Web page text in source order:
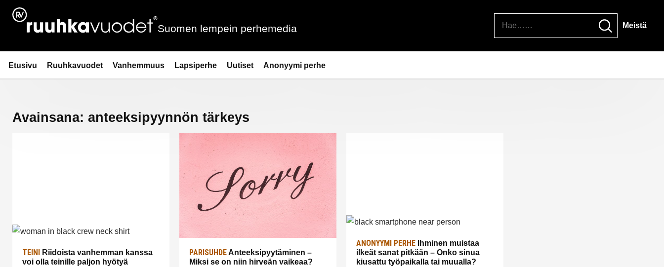
Siirry
sisältöön
Ruuhkavuodet.fi
Suomen lempein perhemedia Meistä
Etusivu Ruuhkavuodet Vanhemmuus Lapsiperhe Uutiset Anonyymi perhe
Avainsana: anteeksipyynnön tärkeys
TEINI
Riidoista vanhemman kanssa
voi olla teinille paljon hyötyä
PARISUHDEAnteeksipyytäminen –
Miksi se on niin hirveän vaikeaa?
ANONYYMI PERHE Ihminen muistaa
ilkeät sanat pitkään – Onko sinua
kiusattu työpaikalla tai muualla?